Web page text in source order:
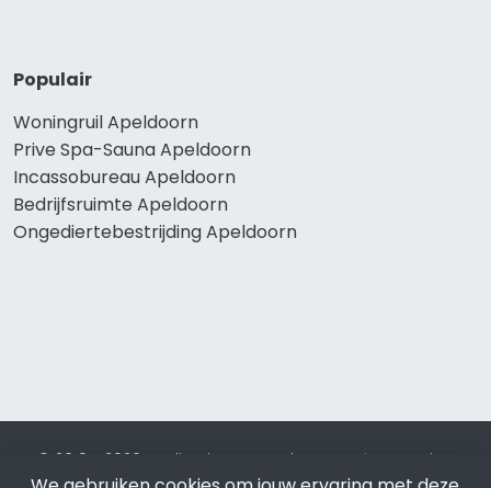
Populair
Woningruil Apeldoorn
Prive Spa-Sauna Apeldoorn
Incassobureau Apeldoorn
Bedrijfsruimte Apeldoorn
Ongediertebestrijding Apeldoorn
© 2019 - 2026 Realisatie en SEO door SEO-bureau
Lion